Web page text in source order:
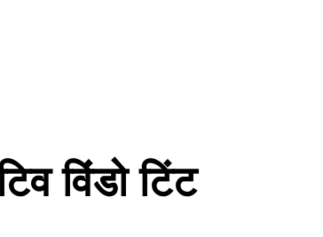
विंडो टिंट